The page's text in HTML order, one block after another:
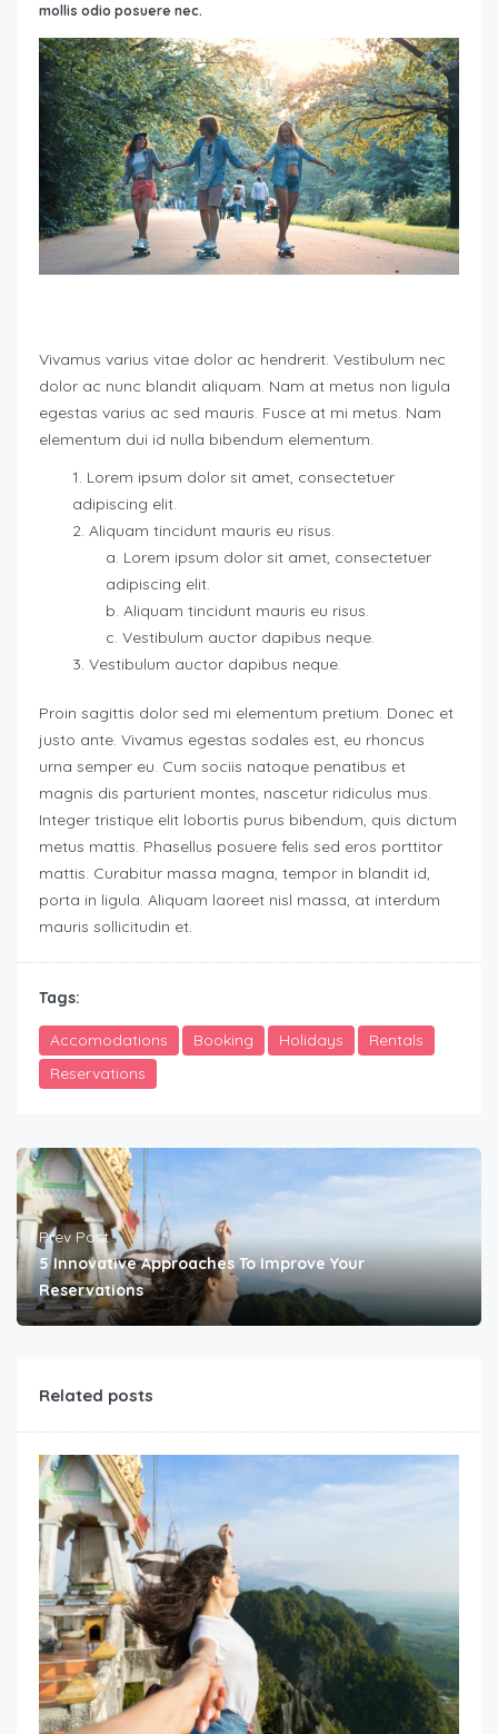
mollis odio posuere nec.
Vivamus varius vitae dolor ac hendrerit. Vestibulum nec
dolor ac nunc blandit aliquam. Nam at metus non ligula
egestas varius ac sed mauris. Fusce at mi metus. Nam
elementum dui id nulla bibendum elementum.
Lorem ipsum dolor sit amet, consectetuer
adipiscing elit.
Aliquam tincidunt mauris eu risus.
Lorem ipsum dolor sit amet, consectetuer
adipiscing elit.
Aliquam tincidunt mauris eu risus.
Vestibulum auctor dapibus neque.
Vestibulum auctor dapibus neque.
Proin sagittis dolor sed mi elementum pretium. Donec et
justo ante. Vivamus egestas sodales est, eu rhoncus
urna semper eu. Cum sociis natoque penatibus et
magnis dis parturient montes, nascetur ridiculus mus.
Integer tristique elit lobortis purus bibendum, quis dictum
metus mattis. Phasellus posuere felis sed eros porttitor
mattis. Curabitur massa magna, tempor in blandit id,
porta in ligula. Aliquam laoreet nisl massa, at interdum
mauris sollicitudin et.
Tags:
Accomodations Booking Holidays
Rentals
Reservations
Prev Post
5 Innovative Approaches To Improve Your
Reservations
Related posts